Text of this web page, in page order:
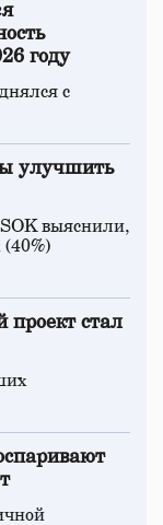
году
с
улучшить
выяснили,
проект стал